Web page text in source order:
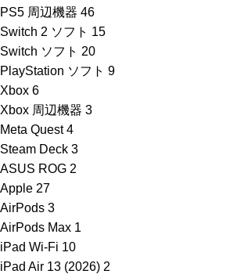
PS5 周辺機器 46
Switch 2 ソフト 15
Switch ソフト 20
PlayStation ソフト 9
Xbox 6
Xbox 周辺機器 3
Meta Quest 4
Steam Deck 3
ASUS ROG 2
Apple 27
AirPods 3
AirPods Max 1
iPad Wi-Fi 10
iPad Air 13 (2026) 2